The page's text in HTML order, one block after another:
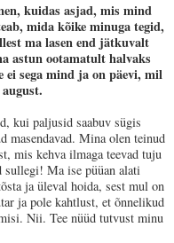
kuidas asjad, mis mind
mida kõike minuga tegid,
ma lasen end jätkuvalt
astun ootamatult halvaks
sega mind ja on päevi, mil
kui paljusid saabuv sügis
masendavad. Mina olen teinud
mis kehva ilmaga teevad tuju
sullegi! Ma ise püüan alati
ja üleval hoida, sest mul on
ja pole kahtlust, et õnnelikud
Nii. Tee nüüd tutvust minu